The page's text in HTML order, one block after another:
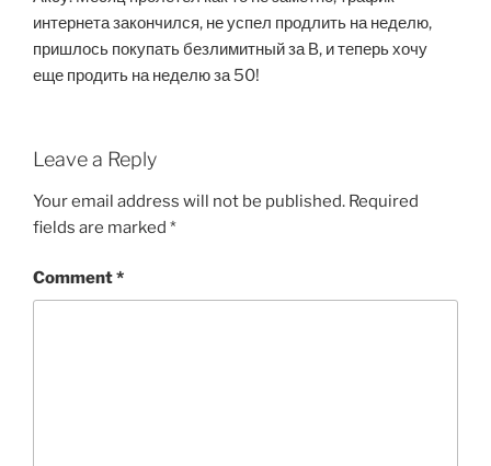
интернета закончился, не успел продлить на неделю,
пришлось покупать безлимитный за В, и теперь хочу
еще продить на неделю за 50!
Leave a Reply
Your email address will not be published. Required
fields are marked *
Comment*